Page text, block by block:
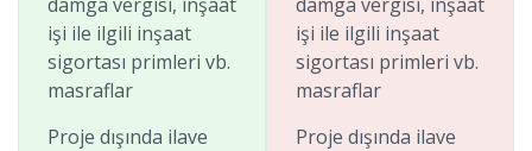
işi ile ilgili inşaat
sigortası primleri vb.
masraflar
Proje dışında ilave
işi ile ilgili inşaat
sigortası primleri vb.
masraflar
Proje dışında ilave